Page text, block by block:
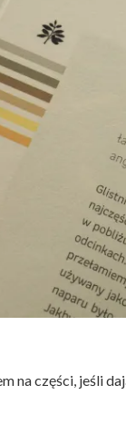
na części, jeśli